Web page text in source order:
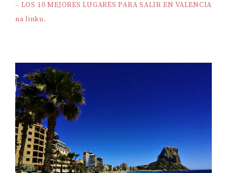
– LOS 10 MEJORES LUGARES PARA SALIR EN VALENCIA
na linku.